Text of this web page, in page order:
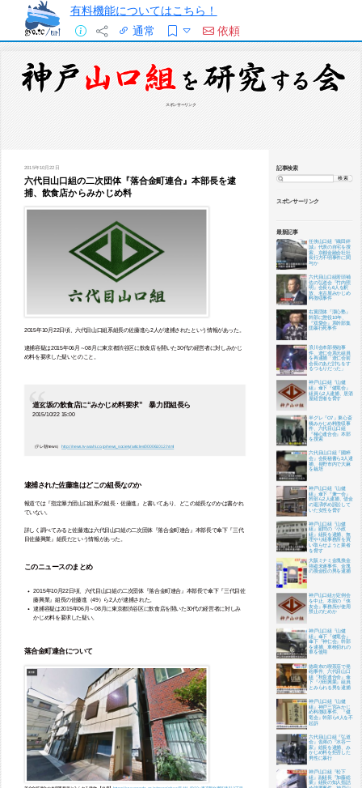
有料機能についてはこちら！
通常
依頼